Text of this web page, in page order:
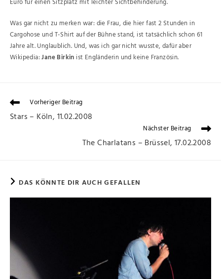
Euro für einen Sitzplatz mit leichter Sichtbehinderung.
Was gar nicht zu merken war: die Frau, die hier fast 2 Stunden in
Cargohose und T-Shirt auf der Bühne stand, ist tatsächlich schon 61
Jahre alt. Unglaublich. Und, was ich gar nicht wusste, dafür aber
Wikipedia:Jane Birkin ist Engländerin und keine Französin.
Vorheriger Beitrag
Stars – Köln, 11.02.2008
Nächster Beitrag
The Charlatans – Brüssel, 17.02.2008
DAS KÖNNTE DIR AUCH GEFALLEN